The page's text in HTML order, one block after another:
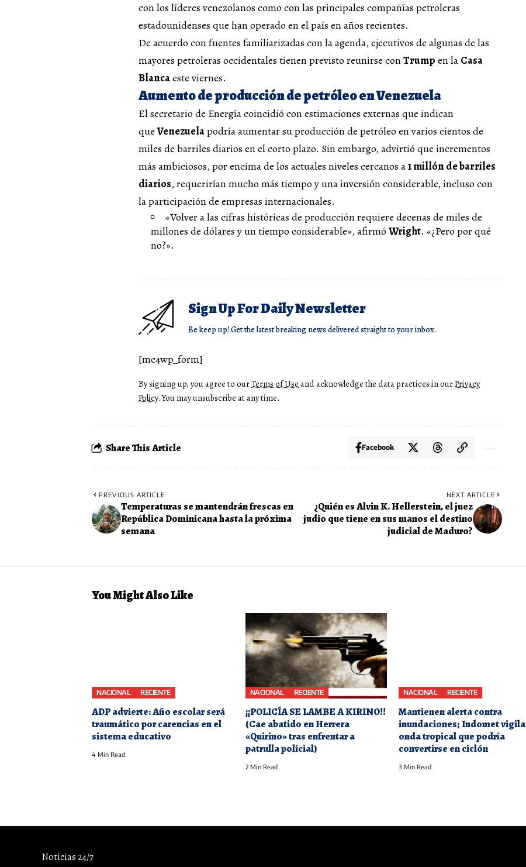
con los líderes venezolanos como con las principales compañías petroleras
estadounidenses que han operado en el país en años recientes.
De acuerdo con fuentes familiarizadas con la agenda, ejecutivos de algunas de las
mayores petroleras occidentales tienen previsto reunirse conTrump en la Casa
Blancaeste viernes.
Aumento de producción de petróleo en Venezuela
El secretario de Energía coincidió con estimaciones externas que indican
queVenezuelapodría aumentar su producción de petróleo en varios cientos de
miles de barriles diarios en el corto plazo. Sin embargo, advirtió que incrementos
más ambiciosos, por encima de los actuales niveles cercanos a1 millón de barriles
diarios, requerirían mucho más tiempo y una inversión considerable, incluso con
la participación de empresas internacionales.
«Volver a las cifras históricas de producción requiere decenas de miles de
millones de dólares y un tiempo considerable», afirmó Wright. «¿Pero por qué
no?».
Sign Up For Daily Newsletter
Be keep up! Get the latest breaking news delivered straight to your inbox.
[mc4wp_form]
By signing up, you agree to ourTerms of Useand acknowledge the data practices in ourPrivacy
Policy. You may unsubscribe at any time.
Share This Article Facebook
PREVIOUS ARTICLE
Temperaturas se mantendrán frescas en
República Dominicana hasta la próxima
semana
NEXT ARTICLE
¿Quién es Alvin K. Hellerstein, el juez
judio que tiene en sus manos el destino
judicial de Maduro?
You Might Also Like
NACIONAL RECIENTE
ADP advierte: Año escolar será
traumático por carencias en el
sistema educativo
4 Min Read
NACIONAL RECIENTE
¡¡POLICÍA SE LAMBE A KIRINO!!
(Cae abatido en Herrera
«Quirino» tras enfrentar a
patrulla policial)
2 Min Read
NACIONAL RECIENTE
Mantienen alerta contra
inundaciones; Indomet vigila
onda tropical que podría
convertirse en ciclón
3 Min Read
Noticias 24/7